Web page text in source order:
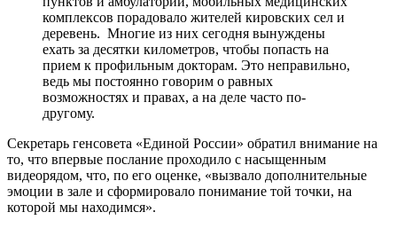
комплексов порадовало жителей кировских сел и
деревень. Многие из них сегодня вынуждены
ехать за десятки километров, чтобы попасть на
прием к профильным докторам. Это неправильно,
ведь мы постоянно говорим о равных
возможностях и правах, а на деле часто по-
другому.
Секретарь генсовета «Единой России» обратил внимание на
то, что впервые послание проходило с насыщенным
видеорядом, что, по его оценке, «вызвало дополнительные
эмоции в зале и сформировало понимание той точки, на
которой мы находимся».